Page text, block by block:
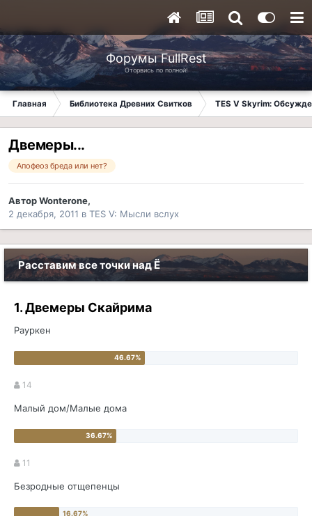
Форумы FullRest
Оторвись по полной!
Главная Библиотека Древних Свитков TES V Skyrim:
Двемеры...
Апофеоз бреда или нет?
АвторWonterone,
2 декабря, 2011 в TES V: Мысли вслух
Расставим все точки над Ё
1. Двемеры Скайрима
Рауркен
14
Малый дом/Малые дома
11
Безродные отщепенцы